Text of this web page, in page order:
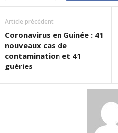
Article précédent
Coronavirus en Guinée : 41
nouveaux cas de
contamination et 41
guéries